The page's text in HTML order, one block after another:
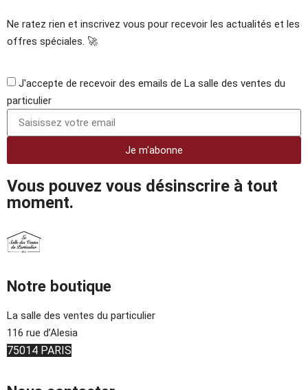
Ne ratez rien et inscrivez vous pour recevoir les actualités et les
offres spéciales. 🚀​
J'accepte de recevoir des emails de La salle des ventes du
particulier
Je m'abonne
Vous pouvez vous désinscrire à tout
moment.
Notre boutique
La salle des ventes du particulier
116 rue d’Alesia
75014 PARIS